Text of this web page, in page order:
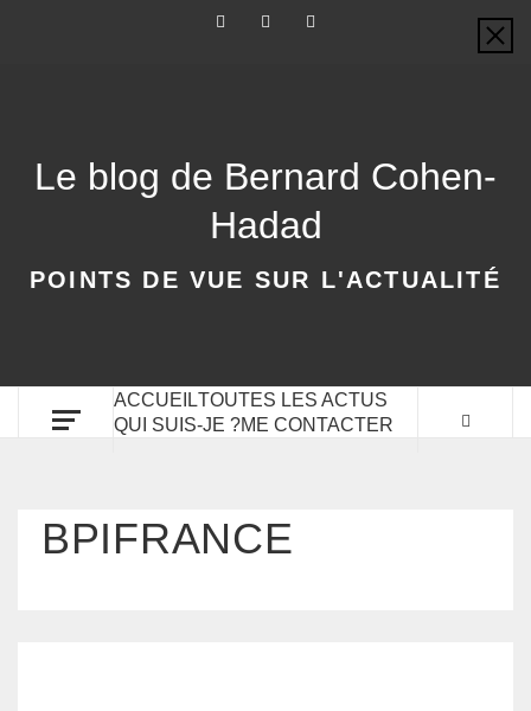
Le blog de Bernard Cohen-
Hadad
POINTS DE VUE SUR L'ACTUALITÉ
ACCUEILTOUTES LES ACTUS
QUI SUIS-JE ?ME CONTACTER
BPIFRANCE